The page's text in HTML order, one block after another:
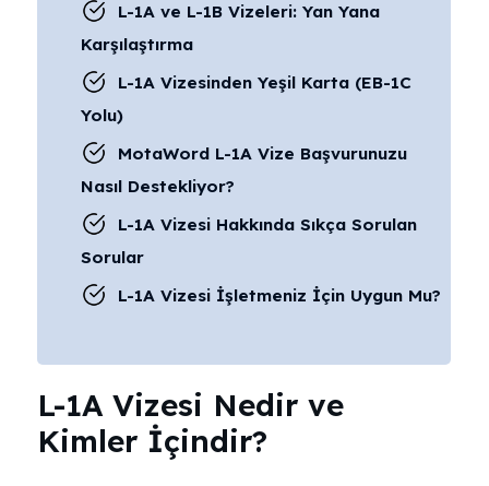
L-1A ve L-1B Vizeleri: Yan Yana
Karşılaştırma
L-1A Vizesinden Yeşil Karta (EB-1C
Yolu)
MotaWord L-1A Vize Başvurunuzu
Nasıl Destekliyor?
L-1A Vizesi Hakkında Sıkça Sorulan
Sorular
L-1A Vizesi İşletmeniz İçin Uygun Mu?
L-1A Vizesi Nedir ve
Kimler İçindir?